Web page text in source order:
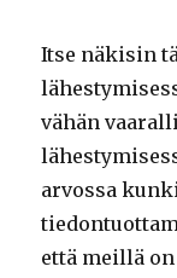
Itse näkisin
vähän
arvossa
että meillä